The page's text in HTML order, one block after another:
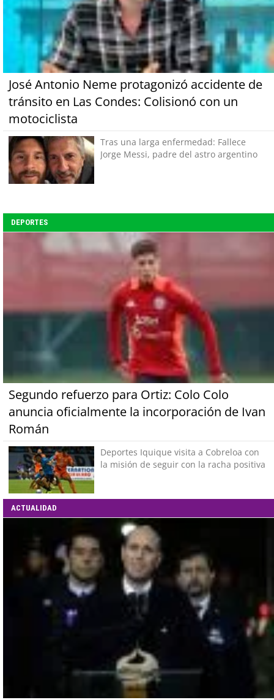
José Antonio Neme protagonizó accidente de
tránsito en Las Condes: Colisionó con un
motociclista
Tras una larga enfermedad: Fallece
Jorge Messi, padre del astro argentino
DEPORTES
Segundo refuerzo para Ortiz: Colo Colo
anuncia oficialmente la incorporación de Ivan
Román
Deportes Iquique visita a Cobreloa con
la misión de seguir con la racha positiva
ACTUALIDAD